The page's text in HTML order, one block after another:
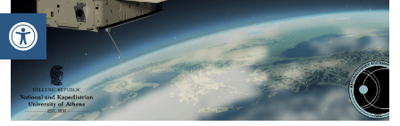
Ανοίξτε τη γραμμή εργαλείων